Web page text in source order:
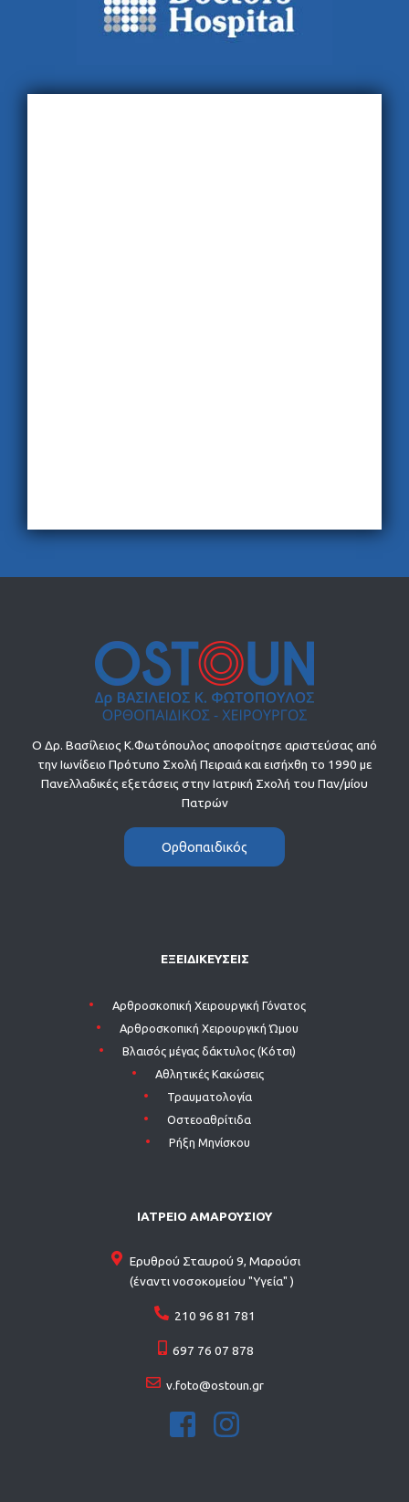
Ο Δρ. Βασίλειος Κ.Φωτόπουλος αποφοίτησε αριστεύσας από
την Ιωνίδειο Πρότυπο Σχολή Πειραιά και εισήχθη το 1990 με
Πανελλαδικές εξετάσεις στην Ιατρική Σχολή του Παν/μίου
Πατρών
Ορθοπαιδικός
ΕΞΕΙΔΙΚΕΥΣΕΙΣ
Aρθροσκοπική Χειρουργική Γόνατος
Aρθροσκοπική Χειρουργική Ώμου
Βλαισός μέγας δάκτυλος (Κότσι)
Αθλητικές Κακώσεις
Τραυματολογία
Οστεοαθρίτιδα
Ρήξη Μηνίσκου
ΙΑΤΡΕΙΟ ΑΜΑΡΟΥΣΙΟΥ
Ερυθρού Σταυρού 9, Μαρούσι
(έναντι νοσοκομείου "Υγεία" )
210 96 81 781
697 76 07 878
v.foto@ostoun.gr